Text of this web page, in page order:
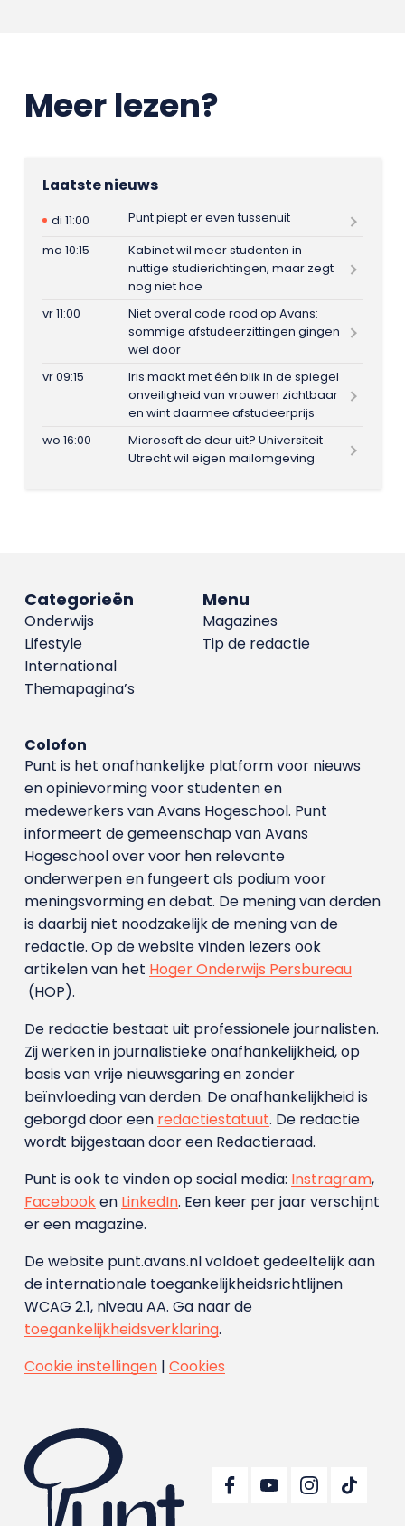
Meer lezen?
Laatste nieuws
di 11:00
Punt piept er even tussenuit
ma 10:15
Kabinet wil meer studenten in
nuttige studierichtingen, maar zegt
nog niet hoe
vr 11:00
Niet overal code rood op Avans:
sommige afstudeerzittingen gingen
wel door
vr 09:15
Iris maakt met één blik in de spiegel
onveiligheid van vrouwen zichtbaar
en wint daarmee afstudeerprijs
wo 16:00
Microsoft de deur uit? Universiteit
Utrecht wil eigen mailomgeving
Menu
Magazines
Tip de redactie
Categorieën
Onderwijs
Lifestyle
International
Themapagina’s
Colofon
Punt is het onafhankelijke platform voor nieuws
en opinievorming voor studenten en
medewerkers van Avans Hoge­school. Punt
informeert de gemeenschap van Avans
Hogeschool over voor hen relevante
onderwerpen en fungeert als podium voor
meningsvorming en debat. De mening van derden
is daarbij niet noodzakelijk de mening van de
redactie. Op de website vinden lezers ook
artikelen van het Hoger Onderwijs Persbureau
(HOP).
De redactie bestaat uit professionele journalisten.
Zij werken in journalistieke onafhankelijkheid, op
basis van vrije nieuwsgaring en zonder
beïnvloeding van derden. De onafhankelijkheid is
geborgd door een redactiestatuut. De redactie
wordt bijgestaan door een Redactieraad.
Punt is ook te vinden op social media: Instragram,
Facebooken LinkedIn. Een keer per jaar verschijnt
er een magazine.
De website punt.avans.nl voldoet gedeeltelijk aan
de internationale toegankelijkheidsrichtlijnen
WCAG 2.1, niveau AA. Ga naar de
toegankelijkheidsverklaring.
Cookie instellingen| Cookies